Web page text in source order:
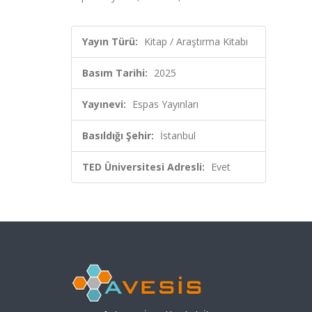
Yayın Türü: Kitap / Araştırma Kitabı
Basım Tarihi: 2025
Yayınevi: Espas Yayınları
Basıldığı Şehir: İstanbul
TED Üniversitesi Adresli: Evet